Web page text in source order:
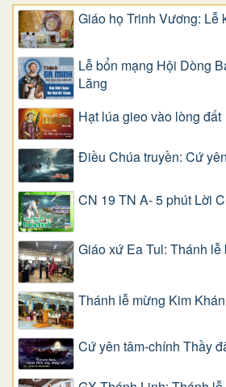
Giáo họ Trinh Vương: Lễ
Lễ bổn mạng Hội Dòng
Lăng
Hạt lúa gieo vào lòng đất
Điều Chúa truyền: Cứ
CN 19 TN A- 5 phút Lời
Giáo xứ Ea Tul: Thánh
Thánh lễ mừng Kim
Cứ yên tâm-chính Thầy